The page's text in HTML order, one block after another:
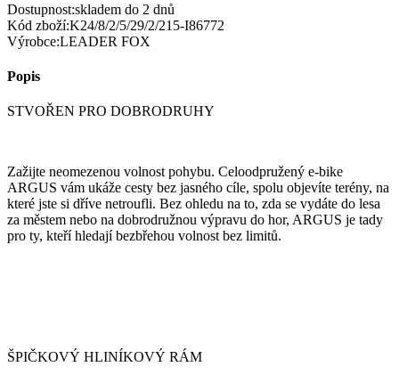
Dostupnost:skladem do 2 dnů
Kód zboží:K24/8/2/5/29/2/215-I86772
Výrobce:LEADER FOX
Popis
STVOŘEN PRO DOBRODRUHY
Zažijte neomezenou volnost pohybu. Celoodpružený e-bike
ARGUS vám ukáže cesty bez jasného cíle, spolu objevíte terény, na
které jste si dříve netroufli. Bez ohledu na to, zda se vydáte do lesa
za městem nebo na dobrodružnou výpravu do hor, ARGUS je tady
pro ty, kteří hledají bezbřehou volnost bez limitů.
ŠPIČKOVÝ HLINÍKOVÝ RÁM